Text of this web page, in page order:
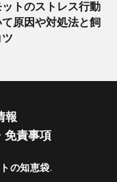
ットのストレス行動
原因や対処法と飼
ツ
報
免責事項
の知恵袋.